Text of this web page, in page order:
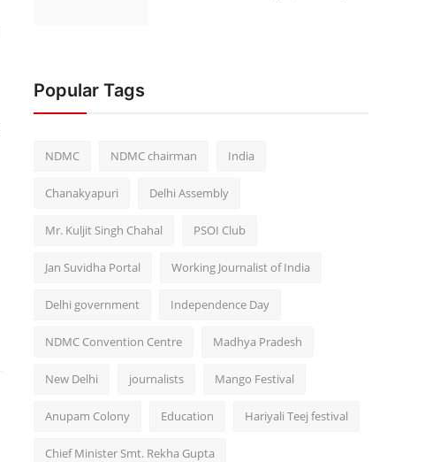
Popular Tags
NDMC NDMC chairman India
Chanakyapuri Delhi Assembly
Mr. Kuljit Singh Chahal PSOI Club
Jan Suvidha Portal Working Journalist of India
Delhi government Independence Day
NDMC Convention Centre Madhya Pradesh
New Delhi journalists Mango Festival
Anupam Colony Education Hariyali Teej festival
Chief Minister Smt. Rekha Gupta